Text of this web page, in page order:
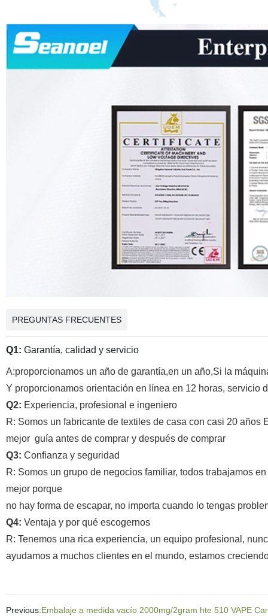
PREGUNTAS FRECUENTES
Q1: Garantía, calidad y servicio
A:proporcionamos un año de garantía,en un año,Si la
Y proporcionamos orientación en línea en 12 horas, servicio
Q2: Experiencia, profesional e ingeniero
R: Somos un fabricante de textiles de casa con casi 20
mejor guía antes de comprar y después de comprar
Q3: Confianza y seguridad
R: Somos un grupo de negocios familiar, todos trabajamos
mejor porque
no hay forma de escapar, no importa cuando lo tengas
Q4: Ventaja y por qué escogernos
R: Tenemos una rica experiencia, un equipo profesional,
ayudamos a muchos clientes en el mundo, estamos
Previous:Embalaje a medida vacío 2000mg/2gram hte 510 VAPE